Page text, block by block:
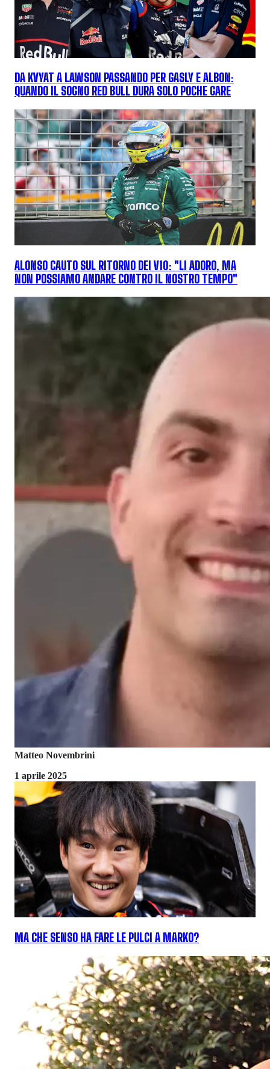
DA KVYAT A LAWSON PASSANDO PER GASLY E ALBON:
QUANDO IL SOGNO RED BULL DURA SOLO POCHE GARE
ALONSO CAUTO SUL RITORNO DEI V10: "LI ADORO, MA
NON POSSIAMO ANDARE CONTRO IL NOSTRO TEMPO"
Matteo Novembrini
1 aprile 2025
MA CHE SENSO HA FARE LE PULCI A MARKO?